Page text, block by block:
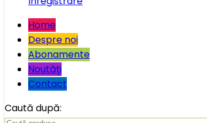
Home
Despre noi
Abonamente
Noutăţi
Contact
Caută după: